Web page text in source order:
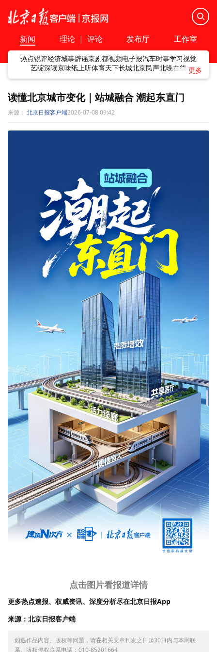
新闻 理论 | 评论 发布厅 工作室
热点锐评经济城事辟谣京剧都视频电子报汽车时事学习视觉
艺绽深读京味纸上听体育天下长城北京民声北晚在线
读懂北京城市变化｜站城融合 潮起东直门
来源： 北京日报客户端2026-07-08 09:42
点击图片看报道详情
更多热点速报、权威资讯、深度分析尽在北京日报App
来源：北京日报客户端
如遇作品内容、版权等问题，请在相关文章刊发之日起30日内与本网联
系。版权侵权联系电话：010-85201664